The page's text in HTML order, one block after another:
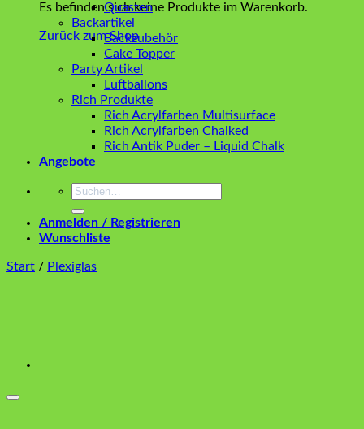
Es befinden sich keine Produkte im Warenkorb.
Zurück zum Shop
Quasten
Backartikel
Backzubehör
Cake Topper
Party Artikel
Luftballons
Rich Produkte
Rich Acrylfarben Multisurface
Rich Acrylfarben Chalked
Rich Antik Puder – Liquid Chalk
Angebote
Suchen
Anmelden / Registrieren
Wunschliste
Start / Plexiglas